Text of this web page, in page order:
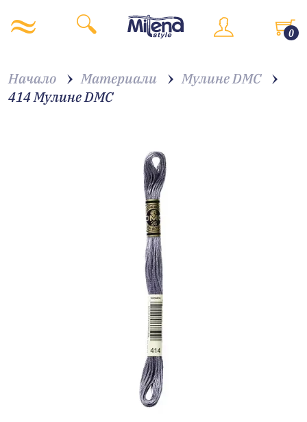
0
Начало Материали
Мулине DMC
414 Мулине DMC